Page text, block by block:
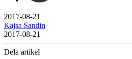
2017-08-21
Kajsa Sandin
2017-08-21
Dela artikel